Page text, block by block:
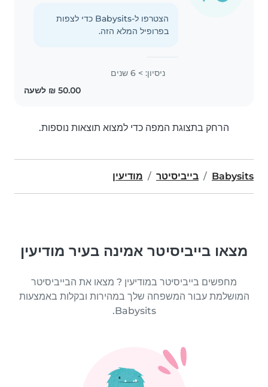
הצטרפו ל-Babysits כדי לצפות
בפרופיל המלא הזה.
ניסיון: > 6 שנים
הרחק בתצוגת המפה כדי למצוא תוצאות נוספות.
Babysits בייביסיטר מודיעין
מצאו בייביסיטר אמינה בעיר מודיעין
מחפשים בייביסיטר במודיעין ? מצאו את הבייביסיטר
המושלמת עבור המשפחה שלך במהירות ובקלות באמצעות
Babysits.